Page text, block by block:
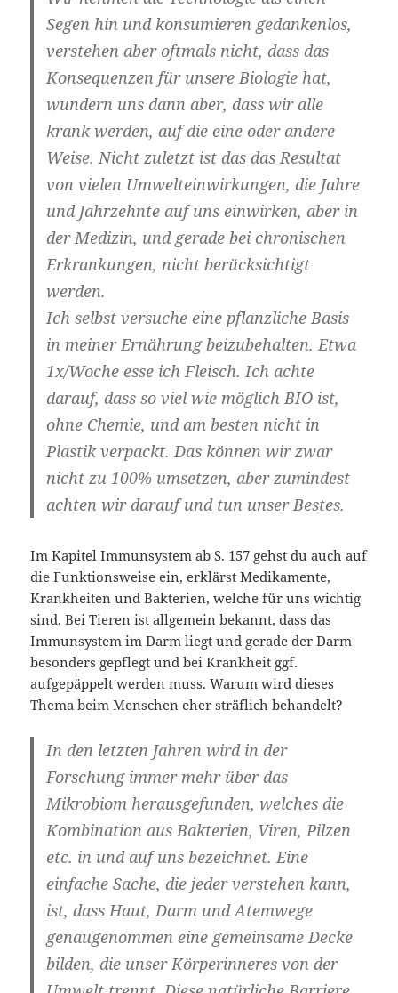
Segen hin und konsumieren gedankenlos,
verstehen aber oftmals nicht, dass das
Konsequenzen für unsere Biologie hat,
wundern uns dann aber, dass wir alle
krank werden, auf die eine oder andere
Weise. Nicht zuletzt ist das das Resultat
von vielen Umwelteinwirkungen, die Jahre
und Jahrzehnte auf uns einwirken, aber in
der Medizin, und gerade bei chronischen
Erkrankungen, nicht berücksichtigt
werden.
Ich selbst versuche eine pflanzliche Basis
in meiner Ernährung beizubehalten. Etwa
1x/Woche esse ich Fleisch. Ich achte
darauf, dass so viel wie möglich BIO ist,
ohne Chemie, und am besten nicht in
Plastik verpackt. Das können wir zwar
nicht zu 100% umsetzen, aber zumindest
achten wir darauf und tun unser Bestes.
Im Kapitel Immunsystem ab S. 157 gehst du auch auf
die Funktionsweise ein, erklärst Medikamente,
Krankheiten und Bakterien, welche für uns wichtig
sind. Bei Tieren ist allgemein bekannt, dass das
Immunsystem im Darm liegt und gerade der Darm
besonders gepflegt und bei Krankheit ggf.
aufgepäppelt werden muss. Warum wird dieses
Thema beim Menschen eher sträflich behandelt?
In den letzten Jahren wird in der
Forschung immer mehr über das
Mikrobiom herausgefunden, welches die
Kombination aus Bakterien, Viren, Pilzen
etc. in und auf uns bezeichnet. Eine
einfache Sache, die jeder verstehen kann,
ist, dass Haut, Darm und Atemwege
genaugenommen eine gemeinsame Decke
bilden, die unser Körperinneres von der